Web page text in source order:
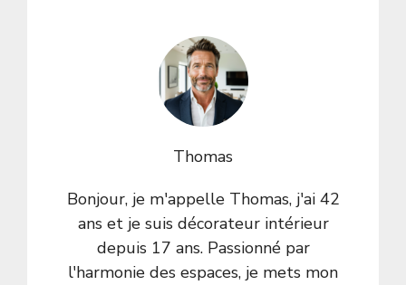
Thomas
Bonjour, je m'appelle Thomas, j'ai 42
ans et je suis décorateur intérieur
depuis 17 ans. Passionné par
l'harmonie des espaces, je mets mon